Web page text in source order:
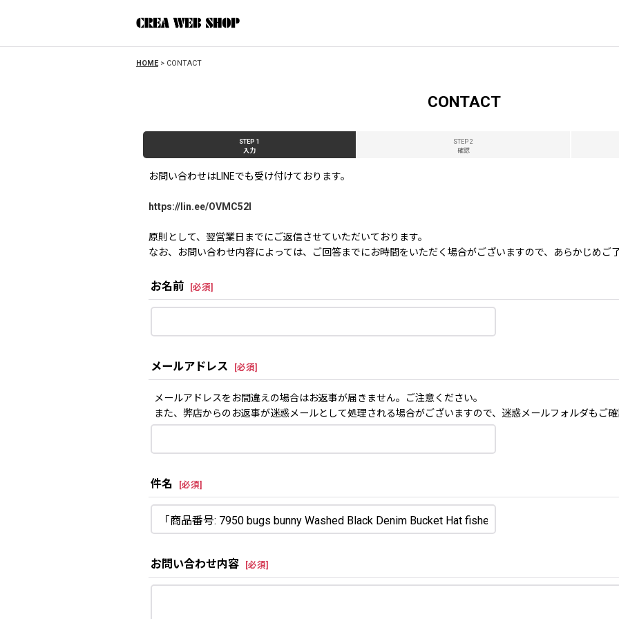
HOME > CONTACT
CONTACT
STEP 1
入力
STEP 2
確認
お問い合わせはLINEでも受け付けております。
https://lin.ee/OVMC52l
原則として、翌営業日までにご返信させていただいております。
なお、お問い合わせ内容によっては、ご回答までにお時間をいただく場合がございますので、あらかじめご
お名前 [必須]
メールアドレス [必須]
メールアドレスをお間違えの場合はお返事が届きません。ご注意ください。
また、弊店からのお返事が迷惑メールとして処理される場合がございますので、迷惑メールフォルダもご確
件名 [必須]
お問い合わせ内容 [必須]